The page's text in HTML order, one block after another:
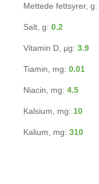
Mettede fettsyrer, g:
Salt, g: 0.2
Vitamin D, µg: 3.9
Tiamin, mg: 0.01
Niacin, mg: 4.5
Kalsium, mg: 10
Kalium, mg: 310